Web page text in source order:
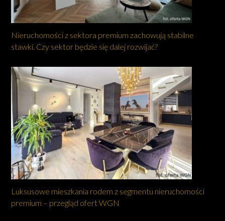
Nieruchomości z sektora premium zachowują stabilne
stawki. Czy sektor będzie się dalej rozwijać?
Luksusowe mieszkania rodem z segmentu nieruchomości
premium – przegląd ofert WGN